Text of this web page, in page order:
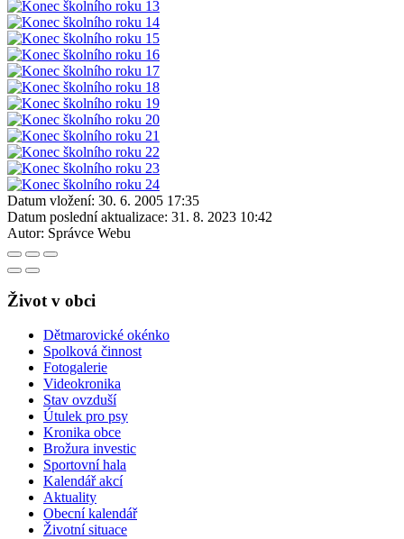
Datum vložení: 30. 6. 2005 17:35
Datum poslední aktualizace: 31. 8. 2023 10:42
Autor: Správce Webu
Život v obci
Dětmarovické okénko
Spolková činnost
Fotogalerie
Videokronika
Stav ovzduší
Útulek pro psy
Kronika obce
Brožura investic
Sportovní hala
Kalendář akcí
Aktuality
Obecní kalendář
Životní situace